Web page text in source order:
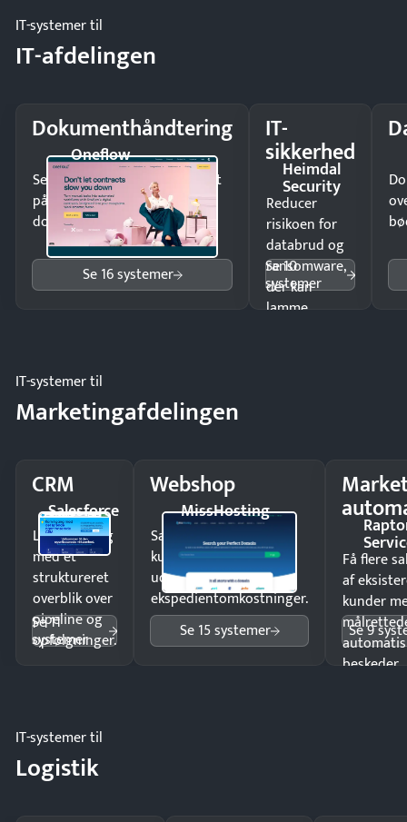
IT-systemer til
IT-afdelingen
Dokumenthåndtering
Oneflow
Send kontrakter til underskrift
på minutter og mist ingen
dokumenter.
Se 16 systemer
IT-
sikkerhed
Heimdal
Security
Reducer
risikoen for
databrud og
ransomware,
der kan
lamme
Se 10
systemer
IT-systemer til
Marketingafdelingen
CRM
Salesforce
Luk flere salg
med et
struktureret
overblik over
pipeline og
opfølgninger.
Se 11
systemer
Webshop
MissHosting
Sælg produkter 24/7 til
kunder i hele landet
uden
ekspedientomkostninger.
Se 15 systemer
Få flere
af
kunder
beskeder.
Se 9
IT-systemer til
Logistik